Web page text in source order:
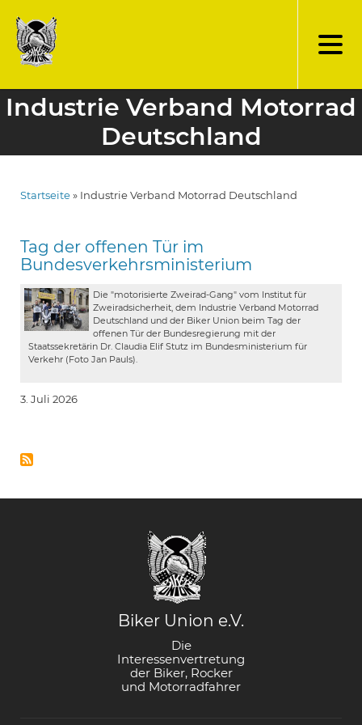
zum
Inhalt
Industrie Verband Motorrad
Deutschland
Startseite Industrie Verband Motorrad Deutschland
Tag der offenen Tür im
Bundesverkehrsministerium
Die "motorisierte Zweirad-Gang" vom Institut für
Zweiradsicherheit, dem Industrie Verband Motorrad
Deutschland und der Biker Union beim Tag der
offenen Tür der Bundesregierung mit der
Staatssekretärin Dr. Claudia Elif Stutz im Bundesministerium für
Verkehr (Foto Jan Pauls).
3. Juli 2026
Biker Union e.V.
Die
Interessenvertretung
der Biker, Rocker
und Motorradfahrer